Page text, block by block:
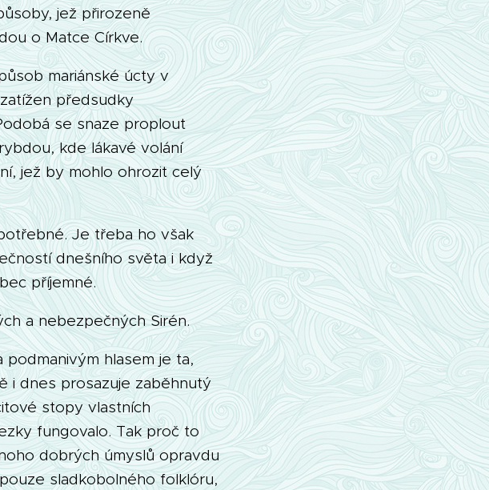
jež přirozeně
o Matce Církve.
mariánské úcty v
předsudky
se snaze proplout
kde lákavé volání
jež by mohlo ohrozit celý
Je třeba ho však
dnešního světa i když
příjemné.
a nebezpečných Sirén.
hlasem je ta,
i dnes prosazuje zaběhnutý
stopy vlastních
fungovalo. Tak proč to
dobrých úmyslů opravdu
sladkobolného folklóru,